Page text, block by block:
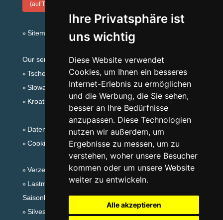
Ihre Privatsphäre ist
uns wichtig
Diese Website verwendet
Cookies, um Ihnen ein besseres
Internet-Erlebnis zu ermöglichen
und die Werbung, die Sie sehen,
besser an Ihre Bedürfnisse
anzupassen. Diese Technologien
nutzen wir außerdem, um
Ergebnisse zu messen, um zu
verstehen, woher unsere Besucher
kommen oder um unsere Website
weiter zu entwickeln.
Alle akzeptieren
(auf Tschechisch)
Sitemap
Our servers:
Tschechische Gebirge
Slowakische Gebirge
Kroatien
Datenschutz
Cookies
Verzeichnis der Unterkunft
Lastminute Böhmisches Mittelgebirge
Saisonlinks:
Silvester Böhmisches Mittelgebirge